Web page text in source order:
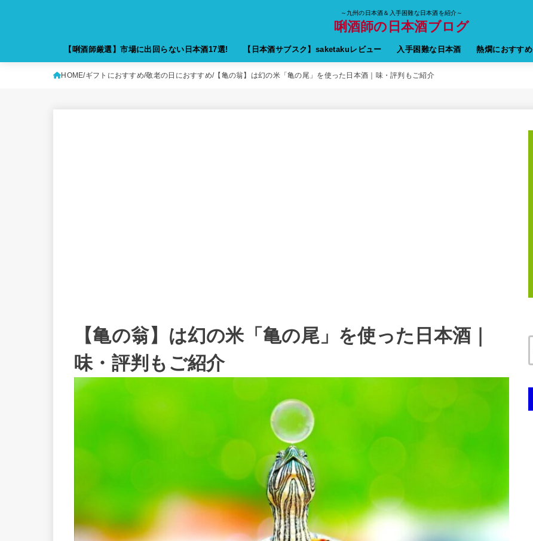
～九州の日本酒＆入手困難な日本酒を紹介～
唎酒師の日本酒ブログ
【唎酒師厳選】市場に出回らない日本酒17選! 【日本酒サブスク】saketakuレビュー 入手困難な日本酒 熱燗におすすめ
HOME ギフトにおすすめ 敬老の日におすすめ 【亀の翁】は幻の米「亀の尾」を使った日本酒｜味・評判もご紹介
【亀の翁】は幻の米「亀の尾」を使った日本酒｜
味・評判もご紹介